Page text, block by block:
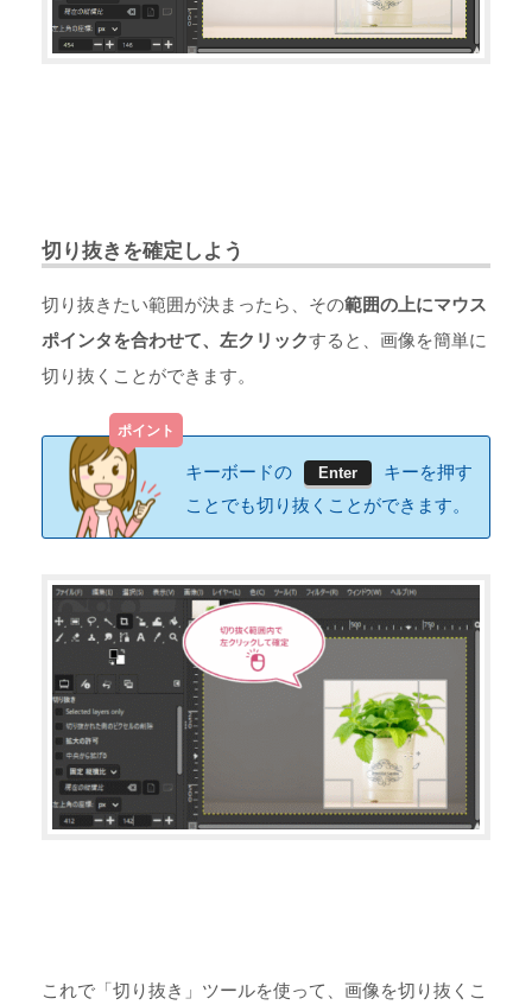
切り抜きを確定しよう
切り抜きたい範囲が決まったら、その範囲の上にマウス
ポインタを合わせて、左クリックすると、画像を簡単に
切り抜くことができます。
キーボードの Enter
キーを押す
ことでも切り抜くことができます。
これで「切り抜き」ツールを使って、画像を切り抜くこ